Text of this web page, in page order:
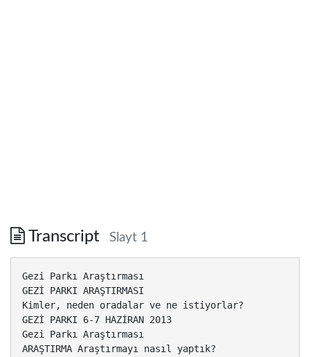
Transcript Slayt 1
Gezi Parkı Araştırması
GEZİ PARKI ARAŞTIRMASI
Kimler, neden oradalar ve ne istiyorlar?
GEZİ PARKI 6-7 HAZİRAN 2013
Gezi Parkı Araştırması
ARAŞTIRMA Araştırmayı nasıl yaptık?